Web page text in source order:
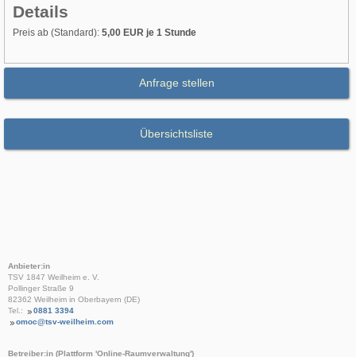
Details
Preis ab (Standard): 5,00 EUR je 1 Stunde
Anfrage stellen
Übersichtsliste
Anbieter:in
TSV 1847 Weilheim e. V.
Pollinger Straße 9
82362 Weilheim in Oberbayern (DE)
Tel.:
0881 3394
omoc@tsv-weilheim.com
Betreiber:in (Plattform 'Online-Raumverwaltung')